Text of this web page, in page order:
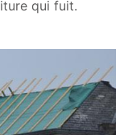
qui fuit.